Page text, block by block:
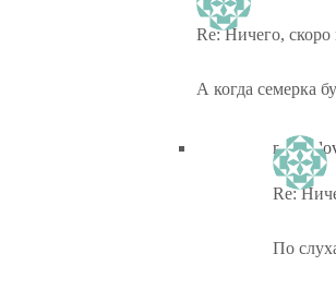
Re: Ничего,
А когда семерка
Re:
По